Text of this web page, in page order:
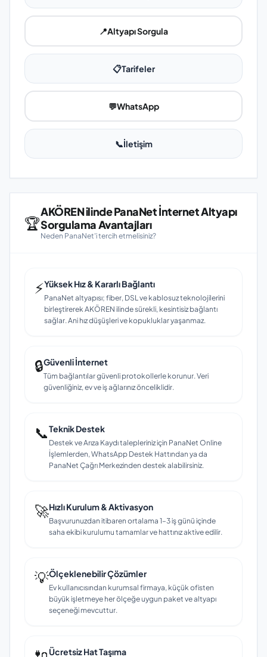
📍Altyapı Sorgula
📋Tarifeler
💬WhatsApp
📞İletişim
🏆
AKÖREN ilinde PanaNet İnternet Altyapı
Sorgulama Avantajları
Neden PanaNet'i tercih etmelisiniz?
⚡Yüksek Hız & Kararlı Bağlantı
PanaNet altyapısı; fiber, DSL ve kablosuz teknolojilerini
birleştirerek AKÖREN ilinde sürekli, kesintisiz bağlantı
sağlar. Ani hız düşüşleri ve kopukluklar yaşanmaz.
🔒Güvenli İnternet
Tüm bağlantılar güvenli protokollerle korunur. Veri
güvenliğiniz, ev ve iş ağlarınız önceliklidir.
📞Teknik Destek
Destek ve Arıza Kaydı talepleriniz için PanaNet Online
İşlemlerden, WhatsApp Destek Hattından ya da
PanaNet Çağrı Merkezinden destek alabilirsiniz.
🚀Hızlı Kurulum & Aktivasyon
Başvurunuzdan itibaren ortalama 1–3 iş günü içinde
saha ekibi kurulumu tamamlar ve hattınız aktive edilir.
💡Ölçeklenebilir Çözümler
Ev kullanıcısından kurumsal firmaya, küçük ofisten
büyük işletmeye her ölçeğe uygun paket ve altyapı
seçeneği mevcuttur.
Ücretsiz Hat Taşıma